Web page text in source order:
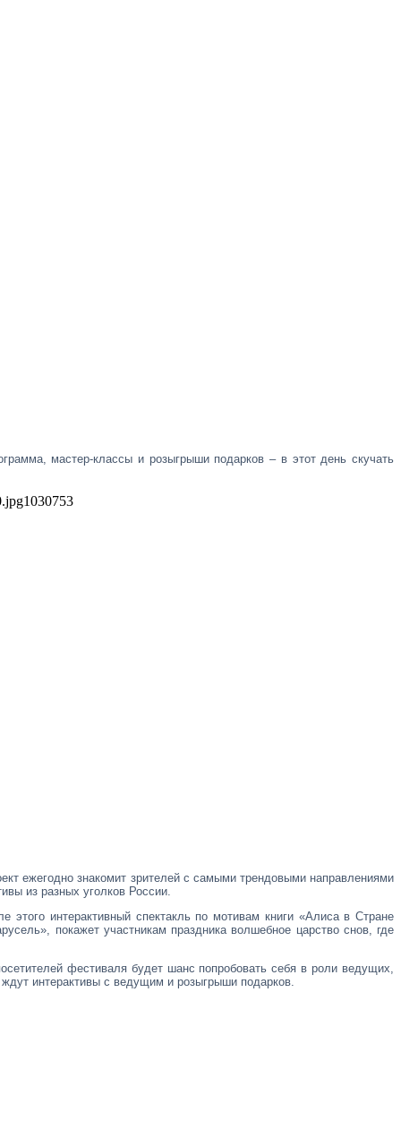
мастер-классы и розыгрыши подарков – в этот день скучать
1030753
ежегодно знакомит зрителей с самыми трендовыми направлениями
из разных уголков России.
интерактивный спектакль по мотивам книги «Алиса в Стране
покажет участникам праздника волшебное царство снов, где
фестиваля будет шанс попробовать себя в роли ведущих,
интерактивы с ведущим и розыгрыши подарков.